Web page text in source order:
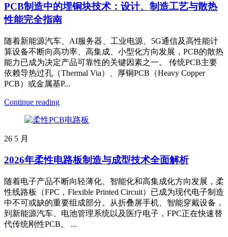
PCB制造中的埋铜块技术：设计、制造工艺与散热
性能完全指南
随着新能源汽车、AI服务器、工业电源、5G通信及高性能计
算设备不断向高功率、高集成、小型化方向发展，PCB的散热
能力已成为决定产品可靠性的关键因素之一。 传统PCB主要
依赖导热过孔（Thermal Via）、厚铜PCB（Heavy Copper
PCB）或金属基P...
Continue reading
26 5 月
2026年柔性电路板制造与成型技术全面解析
随着电子产品不断向轻薄化、智能化和高集成化方向发展，柔
性线路板（FPC，Flexible Printed Circuit）已成为现代电子制造
中不可或缺的重要组成部分。从折叠屏手机、智能穿戴设备，
到新能源汽车、电池管理系统以及医疗电子，FPC正在快速替
代传统刚性PCB。 ...